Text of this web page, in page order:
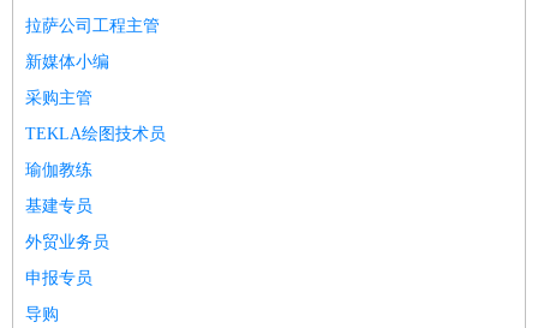
拉萨公司工程主管
新媒体小编
采购主管
TEKLA绘图技术员
瑜伽教练
基建专员
外贸业务员
申报专员
导购